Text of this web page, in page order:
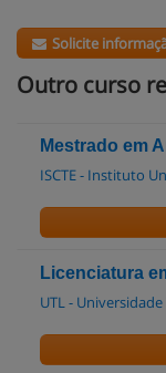
Solicite
Outro curso
Mestrado em
ISCTE - Instituto
Licenciatura
UTL -